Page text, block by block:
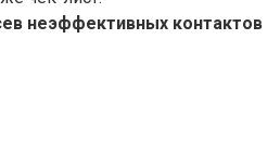
неэффективных контактов